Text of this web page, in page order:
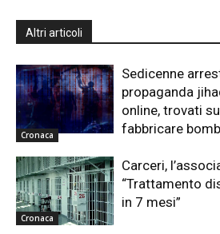
Altri articoli
Cronaca
Sedicenne
propaganda
online, trovati
fabbricare
Cronaca
Carceri,
“Trattamento
in 7 mesi”